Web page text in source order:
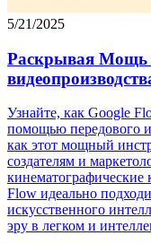
5/21/2025
Раскрывая Мощь
Узнайте, как Google
помощью передового
как этот мощный
создателям и
кинематографические
Flow идеально
искусственного
эру в легком и